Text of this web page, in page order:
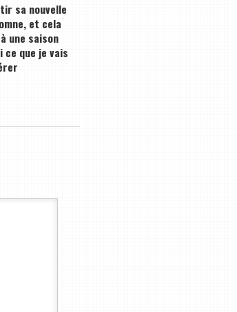
sa nouvelle
et cela
une saison
que je vais